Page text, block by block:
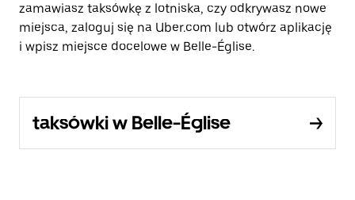
zamawiasz taksówkę z lotniska, czy odkrywasz nowe
miejsca, zaloguj się na Uber.com lub otwórz aplikację
i wpisz miejsce docelowe w Belle-Église.
taksówki w Belle-Église